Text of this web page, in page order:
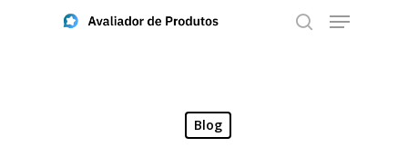
Aperte ENTER para buscar ou ESC para fechar
Blog